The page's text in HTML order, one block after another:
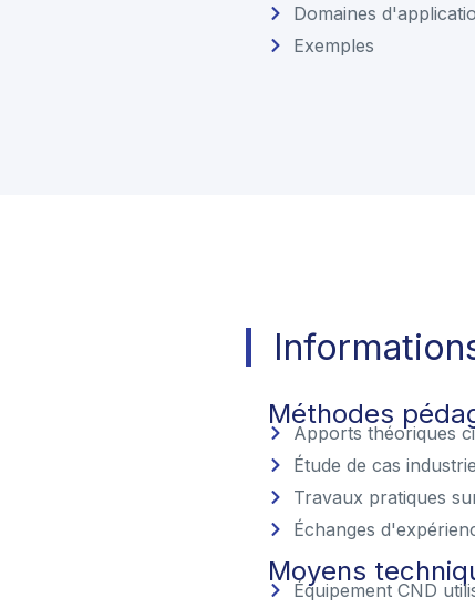
Domaines
Exemples
Méthodes
Apports théoriques
Étude de cas
Travaux pratiques
Échanges
Moyens
Équipement CND